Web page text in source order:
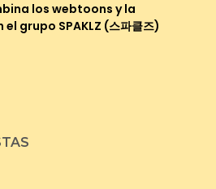
los webtoons y la
grupo SPAKLZ (스파클즈)